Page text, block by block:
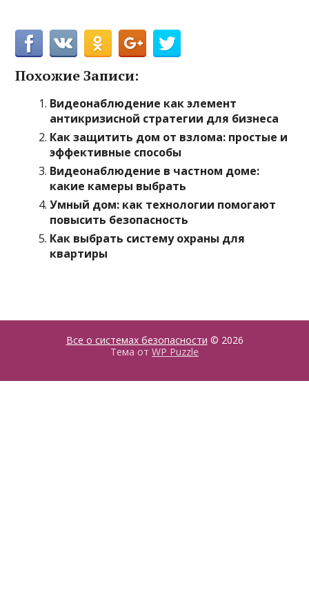
Похожие Записи:
Видеонаблюдение как элемент
антикризисной стратегии для бизнеса
Как защитить дом от взлома: простые и
эффективные способы
Видеонаблюдение в частном доме:
какие камеры выбрать
Умный дом: как технологии помогают
повысить безопасность
Как выбрать систему охраны для
квартиры
Все о системах безопасности © 2026
Тема от WP Puzzle